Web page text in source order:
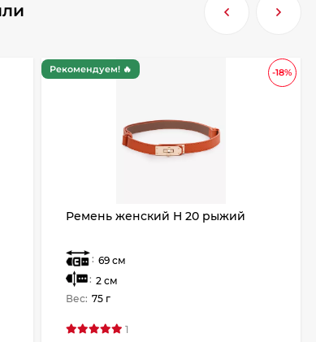
-18%
Рекомендуем! 🔥
Ремень женский H 20 рыжий
: 69 см
: 2 см
Вес: 75 г
1